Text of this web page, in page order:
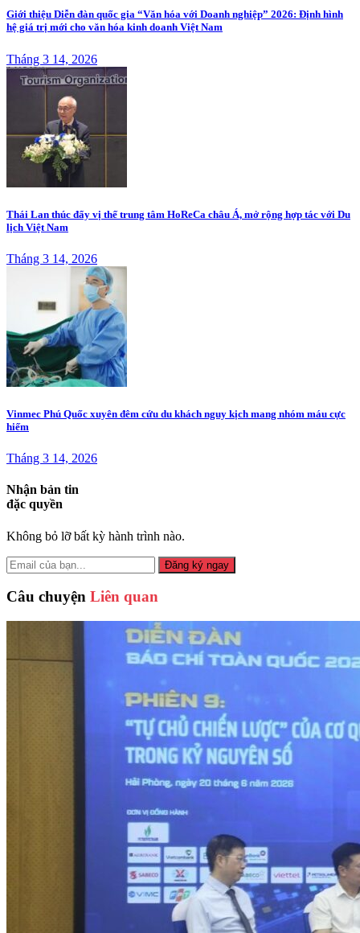
Giới thiệu Diễn đàn quốc gia “Văn hóa với Doanh nghiệp” 2026: Định hình
hệ giá trị mới cho văn hóa kinh doanh Việt Nam
Tháng 3 14, 2026
Thái Lan thúc đẩy vị thế trung tâm HoReCa châu Á, mở rộng hợp tác với Du
lịch Việt Nam
Tháng 3 14, 2026
Vinmec Phú Quốc xuyên đêm cứu du khách nguy kịch mang nhóm máu cực
hiếm
Tháng 3 14, 2026
Nhận bản tin
đặc quyền
Không bỏ lỡ bất kỳ hành trình nào.
Đăng ký ngay
Câu chuyện Liên quan